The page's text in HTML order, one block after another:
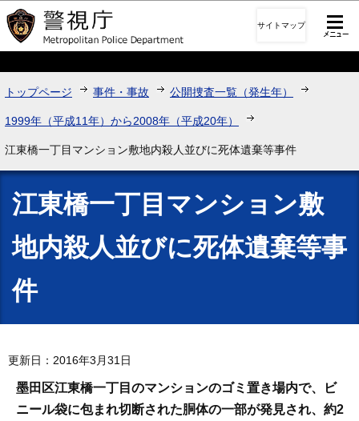
このページの本文へ移動
サイトマップ
トップページ 事件・事故 公開捜査一覧（発生年）
1999年（平成11年）から2008年（平成20年）
江東橋一丁目マンション敷地内殺人並びに死体遺棄等事件
江東橋一丁目マンション敷
地内殺人並びに死体遺棄等事
件
更新日：2016年3月31日
墨田区江東橋一丁目のマンションのゴミ置き場内で、ビ
ニール袋に包まれ切断された胴体の一部が発見され、約2